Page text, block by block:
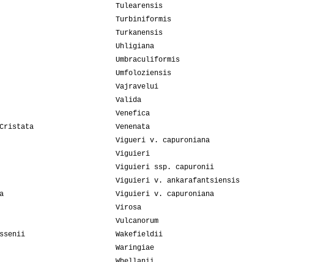
Tulearensis
Turbiniformis
Turkanensis
Uhligiana
Umbraculiformis
Umfoloziensis
Vajravelui
Valida
Venefica
Venenata
Vigueri v. capuroniana
Viguieri
Viguieri ssp. capuronii
Viguieri v. ankarafantsiensis
Viguieri v. capuroniana
Virosa
Vulcanorum
Wakefieldii
Waringiae